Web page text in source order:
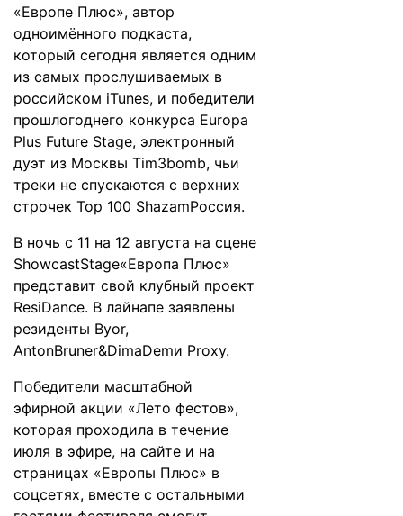
«Европе Плюс», автор
одноимённого подкаста,
который сегодня является одним
из самых прослушиваемых в
российском iTunes, и победители
прошлогоднего конкурса Europa
Plus Future Stage, электронный
дуэт из Москвы Tim3bomb, чьи
треки не спускаются с верхних
строчек Top 100 ShazamРоссия.
В ночь с 11 на 12 августа на сцене
ShowcastStage«Европа Плюс»
представит свой клубный проект
ResiDance. В лайнапе заявлены
резиденты Byor,
AntonBruner&DimaDemи Proxy.
Победители масштабной
эфирной акции «Лето фестов»,
которая проходила в течение
июля в эфире, на сайте и на
страницах «Европы Плюс» в
соцсетях, вместе с остальными